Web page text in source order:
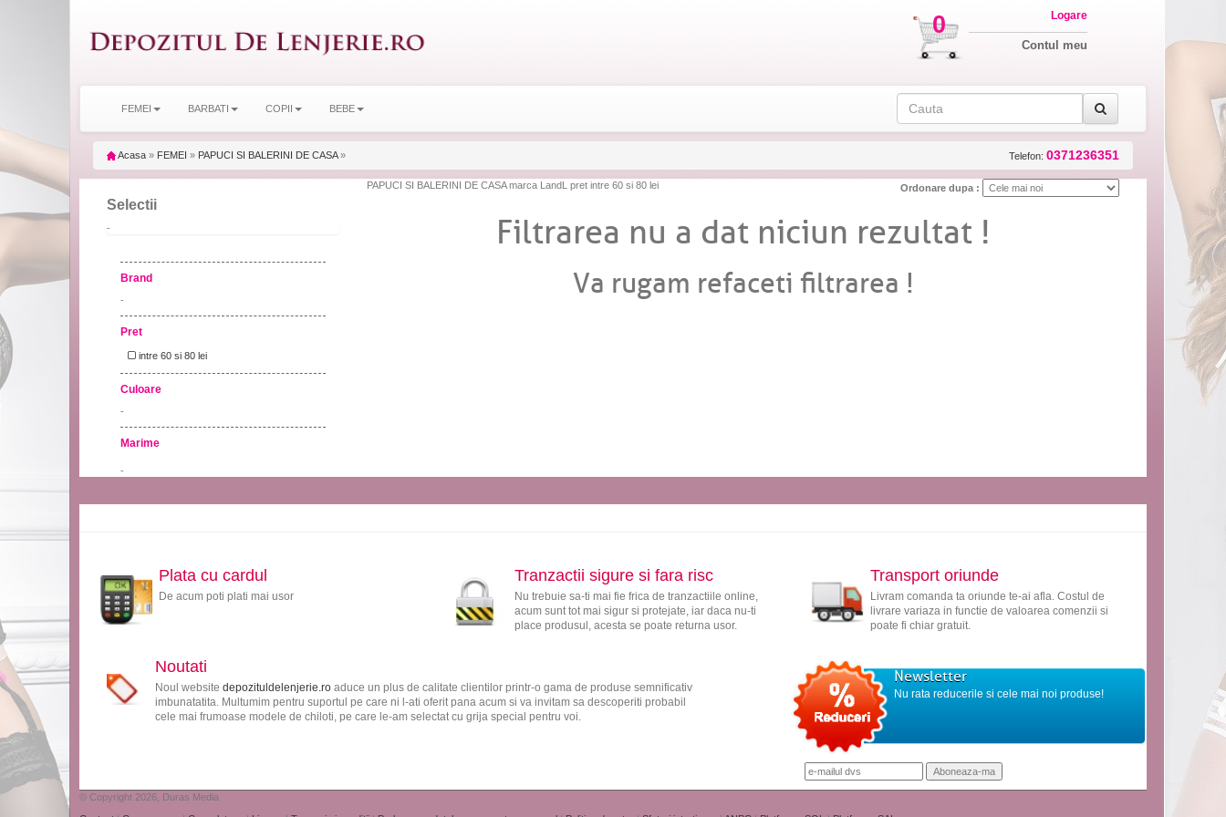
0 Logare
Contul meu
FEMEI BARBATI COPII BEBE
Acasa » FEMEI » PAPUCI SI BALERINI DE CASA » Telefon: 0371236351
Selectii
-
Brand
-
Pret
intre 60 si 80 lei
Culoare
-
Marime
-
PAPUCI SI BALERINI DE CASA marca LandL pret intre 60 si 80 lei Ordonare dupa :
Filtrarea nu a dat niciun rezultat !
Va rugam refaceti filtrarea !
Plata cu cardul
De acum poti plati mai usor
Tranzactii sigure si fara risc
Nu trebuie sa-ti mai fie frica de tranzactiile online,
acum sunt tot mai sigur si protejate, iar daca nu-ti
place produsul, acesta se poate returna usor.
Transport oriunde
Livram comanda ta oriunde te-ai afla. Costul de
livrare variaza in functie de valoarea comenzii si
poate fi chiar gratuit.
Noutati
Noul website depozituldelenjerie.roaduce un plus de calitate clientilor printr-o gama de produse semnificativ
imbunatatita. Multumim pentru suportul pe care ni l-ati oferit pana acum si va invitam sa descoperiti probabil
cele mai frumoase modele de chiloti, pe care le-am selectat cu grija special pentru voi.
Newsletter
Nu rata reducerile si cele mai noi produse!
© Copyright 2026, Duras Media